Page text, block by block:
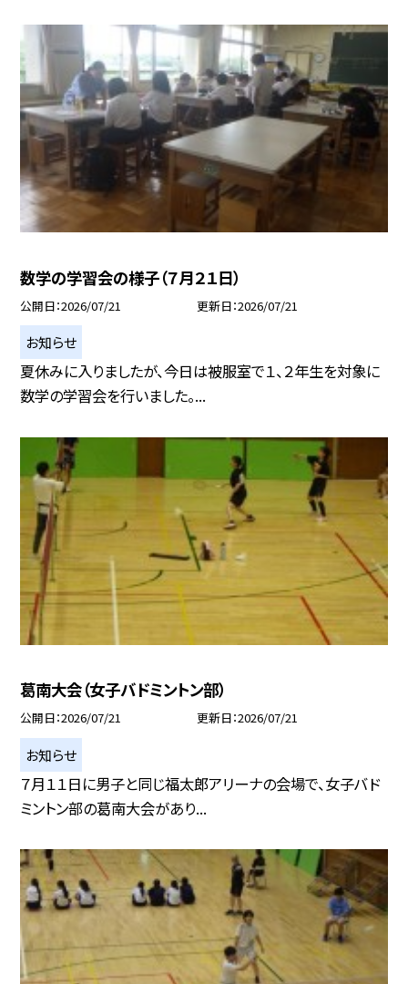
数学の学習会の様子（７月２１日）
公開日 2026/07/21 更新日 2026/07/21
お知らせ
夏休みに入りましたが、今日は被服室で１、２年生を対象に
数学の学習会を行いました。...
葛南大会（女子バドミントン部）
公開日 2026/07/21 更新日 2026/07/21
お知らせ
７月１１日に男子と同じ福太郎アリーナの会場で、女子バド
ミントン部の葛南大会があり...